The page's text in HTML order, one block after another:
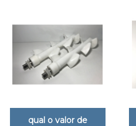
qual o valor de